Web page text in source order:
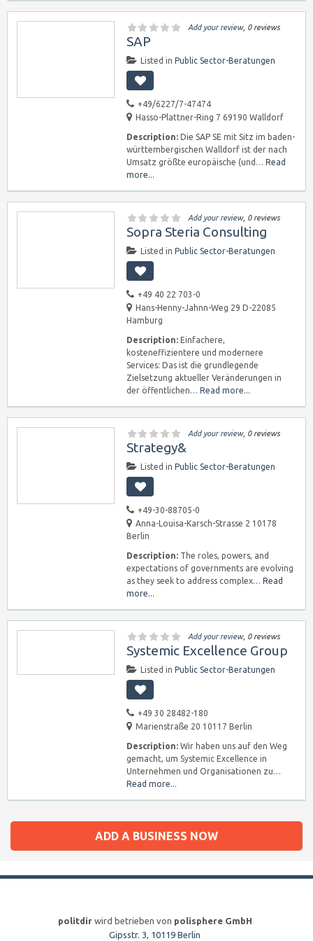
Add your review, 0 reviews
SAP
Listed in Public Sector-Beratungen
+49/6227/7-47474
Hasso-Plattner-Ring 7 69190 Walldorf
Description: Die SAP SE mit Sitz im baden-
württembergischen Walldorf ist der nach
Umsatz größte europäische (und… Read
more...
Add your review, 0 reviews
Sopra Steria Consulting
Listed in Public Sector-Beratungen
+49 40 22 703-0
Hans-Henny-Jahnn-Weg 29 D-22085
Hamburg
Description: Einfachere,
kosteneffizientere und modernere
Services: Das ist die grundlegende
Zielsetzung aktueller Veränderungen in
der öffentlichen… Read more...
Add your review, 0 reviews
Strategy&
Listed in Public Sector-Beratungen
+49-30-88705-0
Anna-Louisa-Karsch-Strasse 2 10178
Berlin
Description: The roles, powers, and
expectations of governments are evolving
as they seek to address complex… Read
more...
Add your review, 0 reviews
Systemic Excellence Group
Listed in Public Sector-Beratungen
+49 30 28482-180
Marienstraße 20 10117 Berlin
Description: Wir haben uns auf den Weg
gemacht, um Systemic Excellence in
Unternehmen und Organisationen zu…
Read more...
ADD A BUSINESS NOW
politdirwird betrieben von polisphere GmbH
Gipsstr. 3, 10119 Berlin